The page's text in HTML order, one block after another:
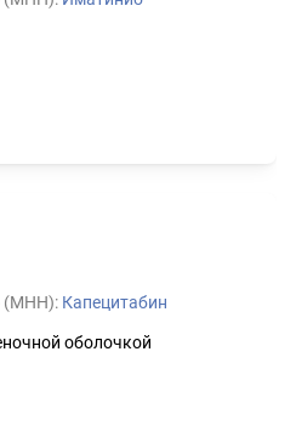
(МНН): Капецитабин
оболочкой